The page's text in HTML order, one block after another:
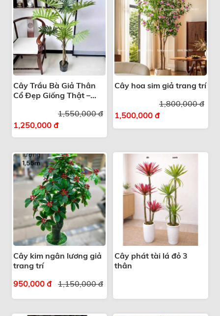
Cây Trầu Bà Giả Thân
Cổ Đẹp Giống Thật –
1,550,000 đ
1,250,000 đ
Cây hoa sim giả trang trí
1,800,000 đ
1,500,000 đ
Cây kim ngân lương giả
trang trí
1,150,000 đ
950,000 đ
Cây phát tài lá đỏ 3
thân